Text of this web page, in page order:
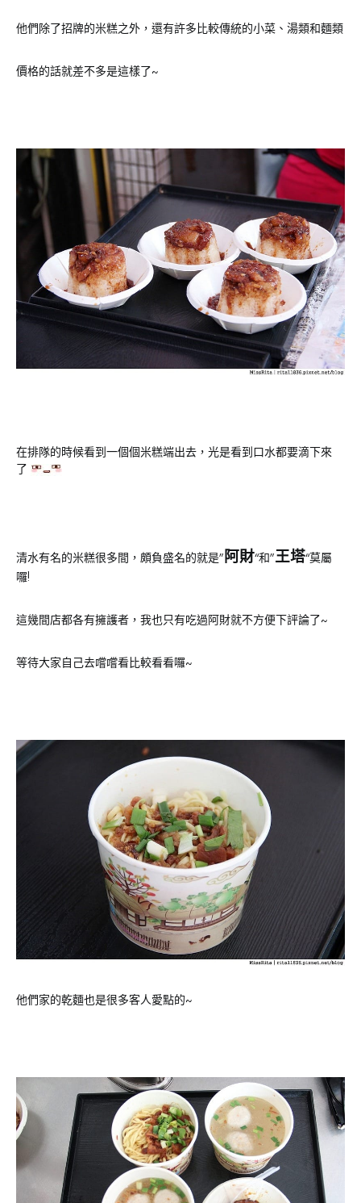
他們除了招牌的米糕之外，還有許多比較傳統的小菜、湯類和麵類
價格的話就差不多是這樣了~
在排隊的時候看到一個個米糕端出去，光是看到口水都要滴下來
了
清水有名的米糕很多間，頗負盛名的就是” 阿財“和”王塔“莫屬
囉!
這幾間店都各有擁護者，我也只有吃過阿財就不方便下評論了~
等待大家自己去嚐嚐看比較看看囉~
他們家的乾麵也是很多客人愛點的~